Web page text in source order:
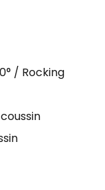
/ Rocking